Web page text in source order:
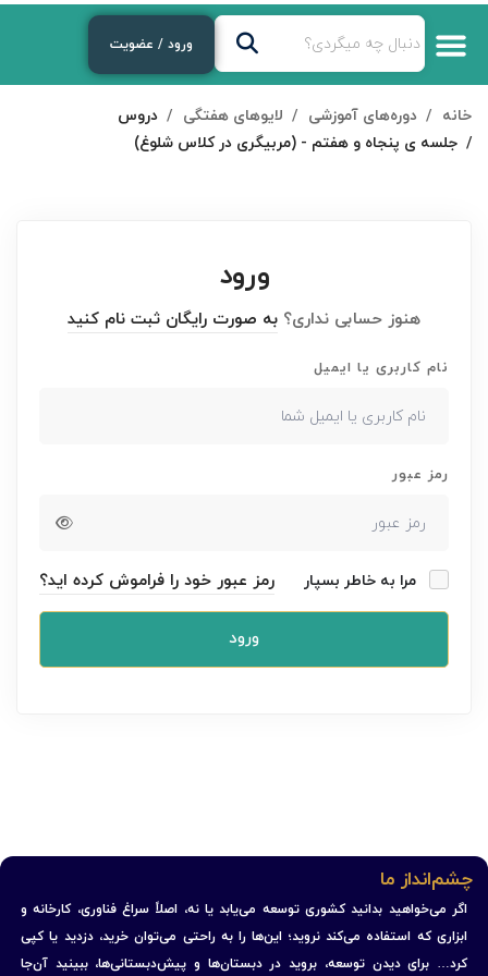
ورود / عضویت
خانه دوره‌های آموزشی لایوهای هفتگی
دروس
جلسه ی پنجاه و هفتم - (مربیگری در کلاس شلوغ)
ورود
هنوز حسابی نداری؟ به صورت رایگان ثبت نام کنید
نام کاربری یا ایمیل
رمز عبور
مرا به خاطر بسپار رمز عبور خود را فراموش کرده اید؟
ورود
چشم‌انداز ما
اگر می‌خواهید بدانید کشوری توسعه می‌یابد یا نه، اصلاً سراغ فناوری، کارخانه و
ابزاری که استفاده می‌کند نروید؛ این‌ها را به راحتی می‌توان خرید، دزدید یا کپی
کرد… برای دیدن توسعه، بروید در دبستان‌ها و پیش‌دبستانی‌ها، ببینید آن‌جا